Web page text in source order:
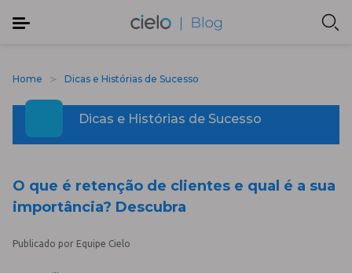
Home Dicas e Histórias de Sucesso
Dicas e Histórias de Sucesso
O que é retenção de clientes e qual é a sua
importância? Descubra
Publicado por Equipe Cielo